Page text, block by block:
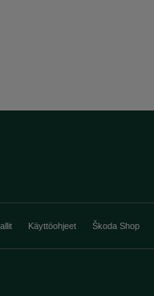
Käyttöohjeet Škoda Shop